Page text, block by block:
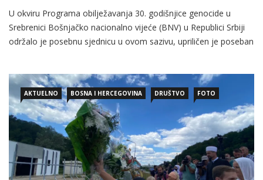
U okviru Programa obilježavanja 30. godišnjice genocide u
Srebrenici Bošnjačko nacionalno vijeće (BNV) u Republici Srbiji
održalo je posebnu sjednicu u ovom sazivu, upriličen je poseban
AKTUELNO BOSNA I HERCEGOVINA DRUŠTVO FOTO